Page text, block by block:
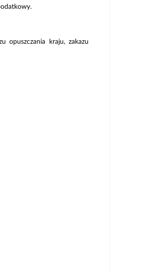
opuszczania kraju, zakazu